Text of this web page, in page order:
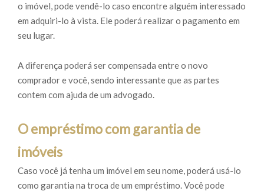
o imóvel, pode vendê-lo caso encontre alguém interessado
em adquiri-lo à vista. Ele poderá realizar o pagamento em
seu lugar.
A diferença poderá ser compensada entre o novo
comprador e você, sendo interessante que as partes
contem com ajuda de um advogado.
O empréstimo com garantia de
imóveis
Caso você já tenha um imóvel em seu nome, poderá usá-lo
como garantia na troca de um empréstimo. Você pode